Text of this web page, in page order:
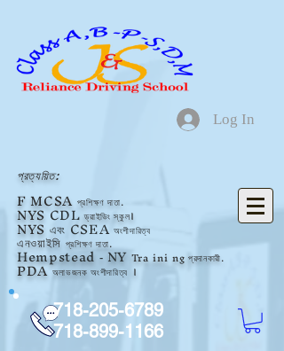
Log In
প্রত্যয়িত:
FMCSAপ্রশিক্ষণ দাতা.
NYSCDLড্রাইভিং স্কুল।
NYSএবং CSEAঅংশীদারিত্ব
এনওয়াইসিপ্রশিক্ষণ দাতা.
Hempstead - NYTraining প্রদানকারী.
PDAঅলাভজনকঅংশীদারিত্ব ।
718-205-6789
718-899-1166